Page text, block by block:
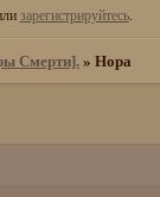
зарегистрируйтесь.
Смерти]. » Нора